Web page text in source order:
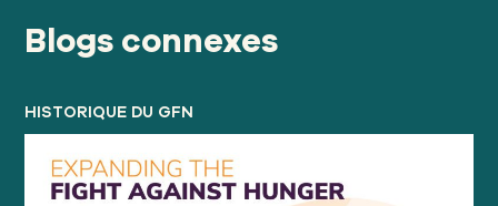
Blogs connexes
HISTORIQUE DU GFN